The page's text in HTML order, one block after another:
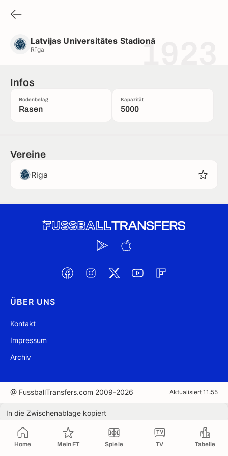
Home Mein FT Spiele TV Tabelle
Latvijas Universitātes Stadionā
Rīga 1923
Infos
Bodenbelag
Rasen
Kapazität
5000
Vereine
Riga
ÜBER UNS
Kontakt
Impressum
Archiv
@ FussballTransfers.com 2009-2026 Aktualisiert 11:55
In die Zwischenablage kopiert